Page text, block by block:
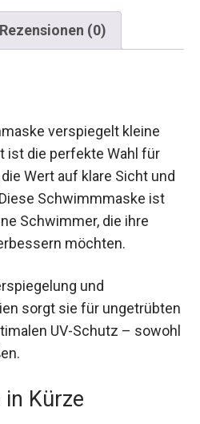
Rezensionen (0)
verspiegelt kleine
ist die perfekte Wahl für
Wert auf klare Sicht
Diese
für fortgeschrittene
und
sorgt sie für
als auch draußen.